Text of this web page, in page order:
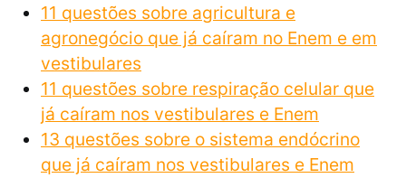
11 questões sobre agricultura e
agronegócio que já caíram no Enem e em
vestibulares
11 questões sobre respiração celular que
já caíram nos vestibulares e Enem
13 questões sobre o sistema endócrino
que já caíram nos vestibulares e Enem